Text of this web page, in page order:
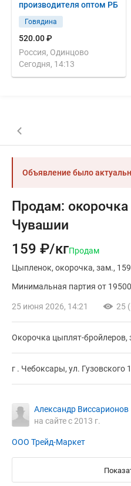
производителя оптом РБ
Говядина
520.00 ₽
Россия, Одинцово
Сегодня, 14:13
Назад к списку объявлений
Объявление было
Продам:
Чувашии
159 ₽/кгПродам
Цыпленок окорочка зам.
Минимальная партия от
25 июня 2026, 14:21 25
Окорочка цыплят-бройлеров,
г . Чебоксары, ул.
Александр Виссарионов
на сайте с 2013 г.
ООО Трейд-Маркет